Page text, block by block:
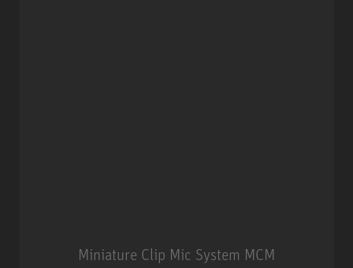
Miniature Clip Mic System MCM